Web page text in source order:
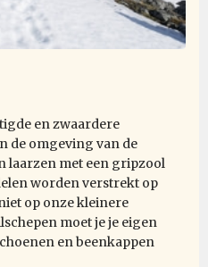
en zwaardere
de omgeving van de
laarzen met een gripzool
worden verstrekt op
op onze kleinere
moet je je eigen
en beenkappen